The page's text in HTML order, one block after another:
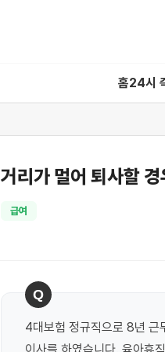
홈24시
거리가 멀어 퇴사할
급여
Q
4대보험 정규직으로 8년 근